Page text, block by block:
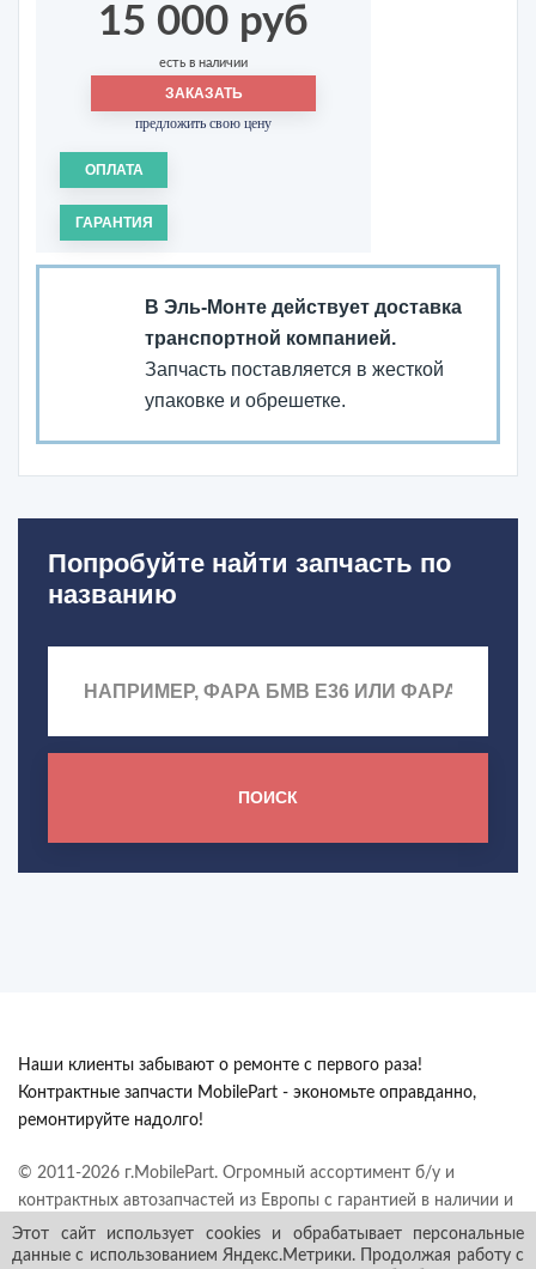
15 000 руб
есть в наличии
ЗАКАЗАТЬ
предложить свою цену
ОПЛАТА
ГАРАНТИЯ
В Эль-Монте действует доставка
транспортной компанией.
Запчасть поставляется в жесткой
упаковке и обрешетке.
Попробуйте найти запчасть по
названию
ПОИСК
Наши клиенты забывают о ремонте с первого раза!
Контрактные запчасти MobilePart - экономьте оправданно,
ремонтируйте надолго!
© 2011-2026 г.MobilePart. Огромный ассортимент б/у и
контрактных автозапчастей из Европы с гарантией в наличии и
под заказ. Все права защищены.
Этот сайт использует cookies и обрабатывает персональные
данные с использованием Яндекс.Метрики. Продолжая работу с